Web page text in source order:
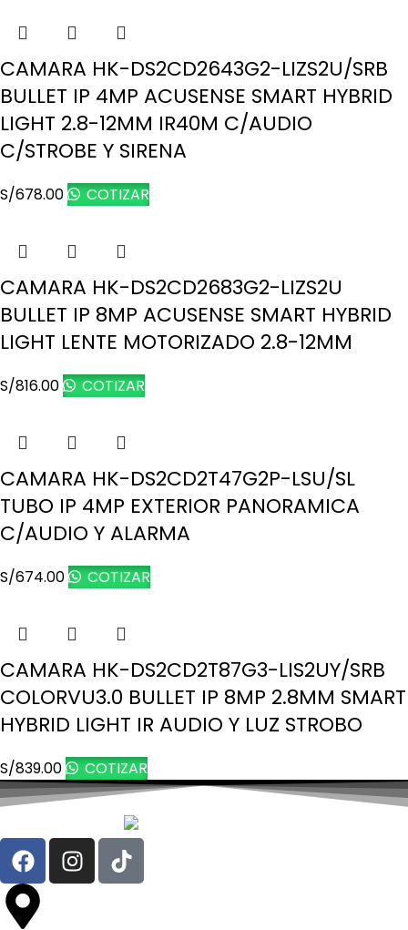
CAMARA HK-DS2CD2643G2-LIZS2U/SRB
BULLET IP 4MP ACUSENSE SMART HYBRID
LIGHT 2.8-12MM IR40M C/AUDIO
C/STROBE Y SIRENA
S/678.00 COTIZAR
CAMARA HK-DS2CD2683G2-LIZS2U
BULLET IP 8MP ACUSENSE SMART HYBRID
LIGHT LENTE MOTORIZADO 2.8-12MM
S/816.00 COTIZAR
CAMARA HK-DS2CD2T47G2P-LSU/SL
TUBO IP 4MP EXTERIOR PANORAMICA
C/AUDIO Y ALARMA
S/674.00 COTIZAR
CAMARA HK-DS2CD2T87G3-LIS2UY/SRB
COLORVU3.0 BULLET IP 8MP 2.8MM SMART
HYBRID LIGHT IR AUDIO Y LUZ STROBO
S/839.00 COTIZAR